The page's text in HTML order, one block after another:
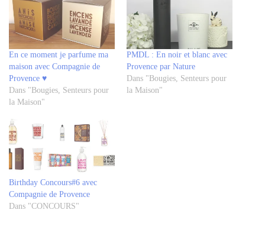
En ce moment je parfume ma
maison avec Compagnie de
Provence ♥
Dans "Bougies, Senteurs pour
la Maison"
PMDL : En noir et blanc avec
Provence par Nature
Dans "Bougies, Senteurs pour
la Maison"
Birthday Concours#6 avec
Compagnie de Provence
Dans "CONCOURS"